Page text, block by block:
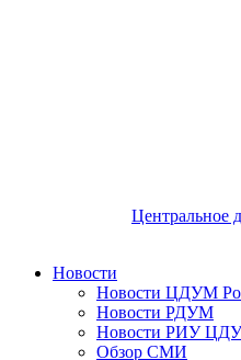
Центральное
Новости
Новости ЦДУМ
Новости РДУМ
Новости РИУ
Обзор СМИ